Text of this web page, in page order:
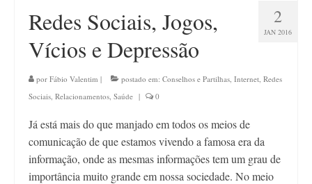
2
JAN 2016
Redes Sociais, Jogos,
Vícios e Depressão
por Fábio Valentim | postado em: Conselhos e Partilhas, Internet, Redes
Sociais, Relacionamentos, Saúde | 0
Já está mais do que manjado em todos os meios de
comunicação de que estamos vivendo a famosa era da
informação, onde as mesmas informações tem um grau de
importância muito grande em nossa sociedade. No meio